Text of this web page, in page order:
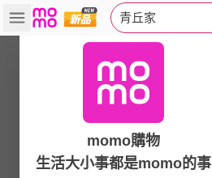
青丘家
momo購物
生活大小事都是momo的事